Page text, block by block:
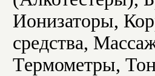
Ионизаторы,
средства,
Термометры,